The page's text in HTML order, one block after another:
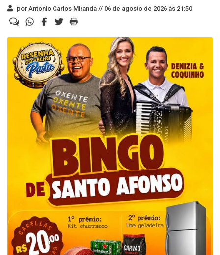
por Antonio Carlos Miranda // 06 de agosto de 2026 às 21:50